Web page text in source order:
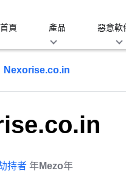
首頁 產品 惡意軟
Nexorise.co.in
持者 年Mezo年